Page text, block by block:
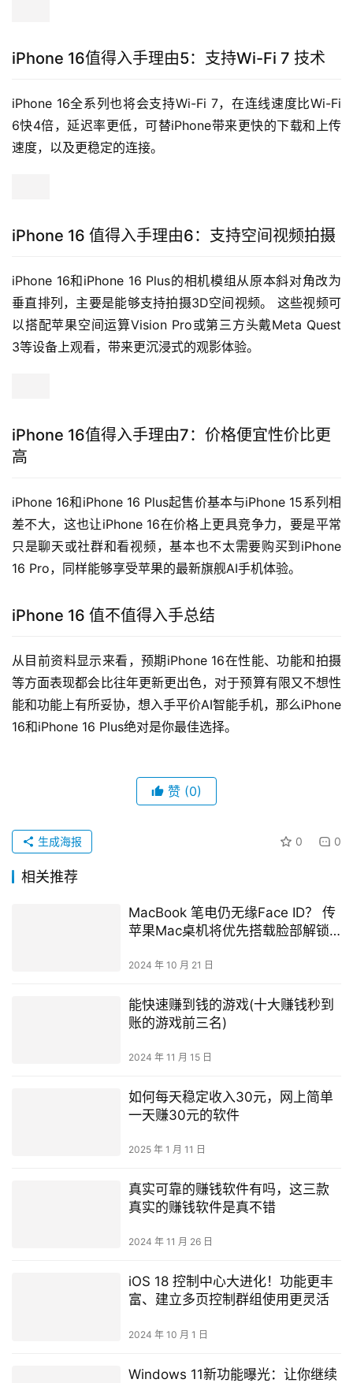
iPhone 16值得入手理由5：支持Wi-Fi 7 技术
iPhone 16全系列也将会支持Wi-Fi 7，在连线速度比Wi-Fi
6快4倍，延迟率更低，可替iPhone带来更快的下载和上传
速度，以及更稳定的连接。
iPhone 16 值得入手理由6：支持空间视频拍摄
iPhone 16和iPhone 16 Plus的相机模组从原本斜对角改为
垂直排列，主要是能够支持拍摄3D空间视频。 这些视频可
以搭配苹果空间运算Vision Pro或第三方头戴Meta Quest
3等设备上观看，带来更沉浸式的观影体验。
iPhone 16值得入手理由7：价格便宜性价比更
高
iPhone 16和iPhone 16 Plus起售价基本与iPhone 15系列相
差不大，这也让iPhone 16在价格上更具竞争力，要是平常
只是聊天或社群和看视频，基本也不太需要购买到iPhone
16 Pro，同样能够享受苹果的最新旗舰AI手机体验。
iPhone 16 值不值得入手总结
从目前资料显示来看，预期iPhone 16在性能、功能和拍摄
等方面表现都会比往年更新更出色，对于预算有限又不想性
能和功能上有所妥协，想入手平价AI智能手机，那么iPhone
16和iPhone 16 Plus绝对是你最佳选择。
赞 (0)
0 0
生成海报
相关推荐
MacBook 笔电仍无缘Face ID？ 传
苹果Mac桌机将优先搭载脸部解锁
2024 年 10 月 21 日
能快速赚到钱的游戏(十大赚钱秒到
账的游戏前三名)
2024 年 11 月 15 日
如何每天稳定收入30元，网上简单
一天赚30元的软件
2025 年 1 月 11 日
真实可靠的赚钱软件有吗，这三款
真实的赚钱软件是真不错
2024 年 11 月 26 日
iOS 18 控制中心大进化！功能更丰
富、建立多页控制群组使用更灵活
2024 年 10 月 1 日
Windows 11新功能曝光：让你继续